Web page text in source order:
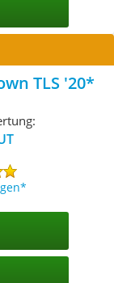
TLS '20